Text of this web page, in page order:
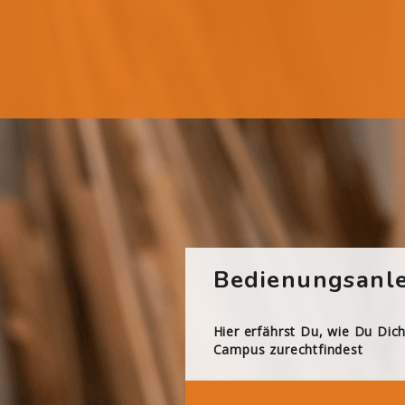
Hier erfährst Du, wie Du
Campus zurechtfindest